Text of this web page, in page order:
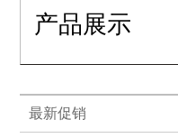
产品展示
最新促销